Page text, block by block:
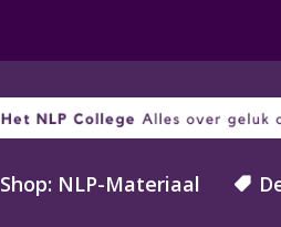
Shop: NLP-Materiaal 